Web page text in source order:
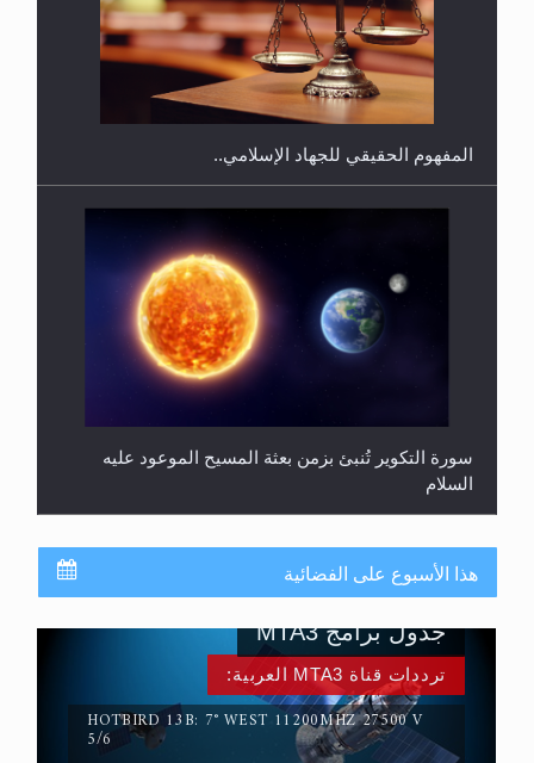
هل يجوز فتح مشروع كوافير نسائي للمحجبات وغير
المحجبات؟
المفهوم الحقيقي للجهاد الإسلامي..
سورة التكوير تُنبئ بزمن بعثة المسيح الموعود عليه
السلام
هذا الأسبوع على الفضائية
ترددات قناة MTA3 العربية:
HOTBIRD 13B: 7° WEST 11200MHZ 27500 V
5/6
جدول برامج MTA3